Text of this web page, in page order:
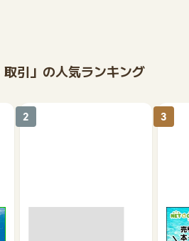
取引」の人気ランキング
2
【
買取
3